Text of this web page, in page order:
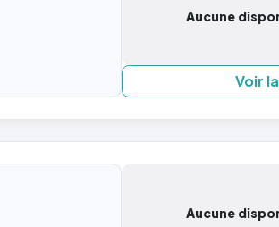
Aucune
Voir
Aucune